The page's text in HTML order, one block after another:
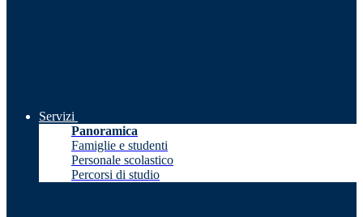
Servizi
Panoramica
Famiglie e studenti
Personale scolastico
Percorsi di studio